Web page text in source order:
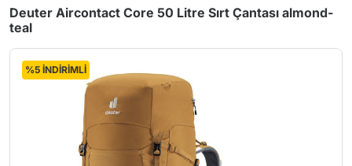
Deuter Aircontact Core 50 Litre Sırt Çantası almond-
teal
%5 İNDİRİMLİ